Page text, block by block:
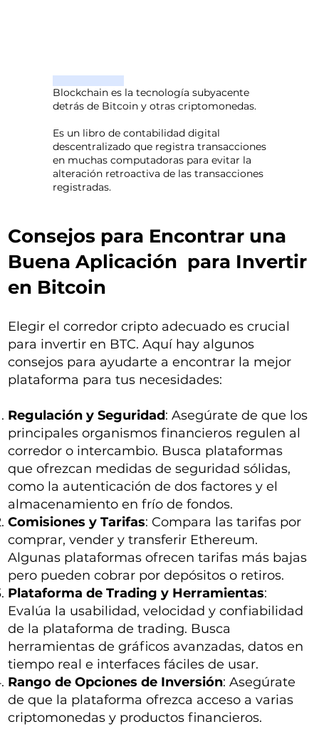
Blockchain es la tecnología subyacente
detrás de Bitcoin y otras criptomonedas.
Es un libro de contabilidad digital
descentralizado que registra transacciones
en muchas computadoras para evitar la
alteración retroactiva de las transacciones
registradas.
Consejos para Encontrar una
Buena Aplicación para Invertir
en Bitcoin
Elegir el corredor cripto adecuado es crucial
para invertir en BTC. Aquí hay algunos
consejos para ayudarte a encontrar la mejor
plataforma para tus necesidades:
Regulación y Seguridad: Asegúrate de que los
principales organismos financieros regulen al
corredor o intercambio. Busca plataformas
que ofrezcan medidas de seguridad sólidas,
como la autenticación de dos factores y el
almacenamiento en frío de fondos.
Comisiones y Tarifas: Compara las tarifas por
comprar, vender y transferir Ethereum.
Algunas plataformas ofrecen tarifas más bajas
pero pueden cobrar por depósitos o retiros.
Plataforma de Trading y Herramientas:
Evalúa la usabilidad, velocidad y confiabilidad
de la plataforma de trading. Busca
herramientas de gráficos avanzadas, datos en
tiempo real e interfaces fáciles de usar.
Rango de Opciones de Inversión: Asegúrate
de que la plataforma ofrezca acceso a varias
criptomonedas y productos financieros.